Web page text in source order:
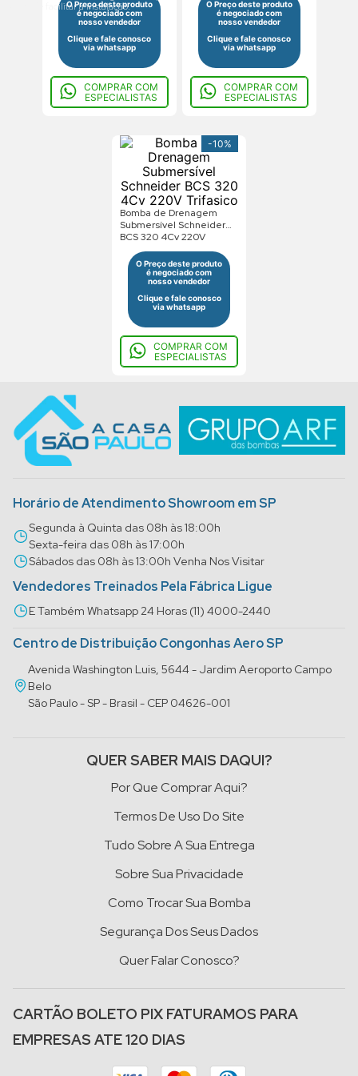
além de facilitar a instalação.
O Preço deste produto
é negociado com
nosso vendedor
Clique e fale conosco
via whatsapp
COMPRAR COM
ESPECIALISTAS
O Preço deste produto
é negociado com
nosso vendedor
Clique e fale conosco
via whatsapp
COMPRAR COM
ESPECIALISTAS
-10%
Bomba de Drenagem
Submersível Schneider
BCS 320 4Cv 220V
Trifasico
O Preço deste produto
é negociado com
nosso vendedor
Clique e fale conosco
via whatsapp
COMPRAR COM
ESPECIALISTAS
Horário de Atendimento Showroom em SP
Segunda à Quinta das 08h às 18:00h
Sexta-feira das 08h às 17:00h
Sábados das 08h às 13:00h Venha Nos Visitar
Vendedores Treinados Pela Fábrica Ligue
E Também Whatsapp 24 Horas (11) 4000-2440
Centro de Distribuição Congonhas Aero SP
Avenida Washington Luis, 5644 - Jardim Aeroporto Campo
Belo
São Paulo - SP - Brasil - CEP 04626-001
QUER SABER MAIS DAQUI?
Por Que Comprar Aqui?
Termos De Uso Do Site
Tudo Sobre A Sua Entrega
Sobre Sua Privacidade
Como Trocar Sua Bomba
Segurança Dos Seus Dados
Quer Falar Conosco?
CARTÃO BOLETO PIX FATURAMOS PARA
EMPRESAS ATE 120 DIAS